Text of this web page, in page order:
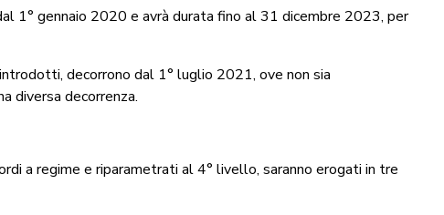
1° gennaio 2020 e avrà durata fino al 31 dicembre 2023, per
decorrono dal 1° luglio 2021, ove non sia
diversa decorrenza.
a regime e riparametrati al 4° livello, saranno erogati in tre